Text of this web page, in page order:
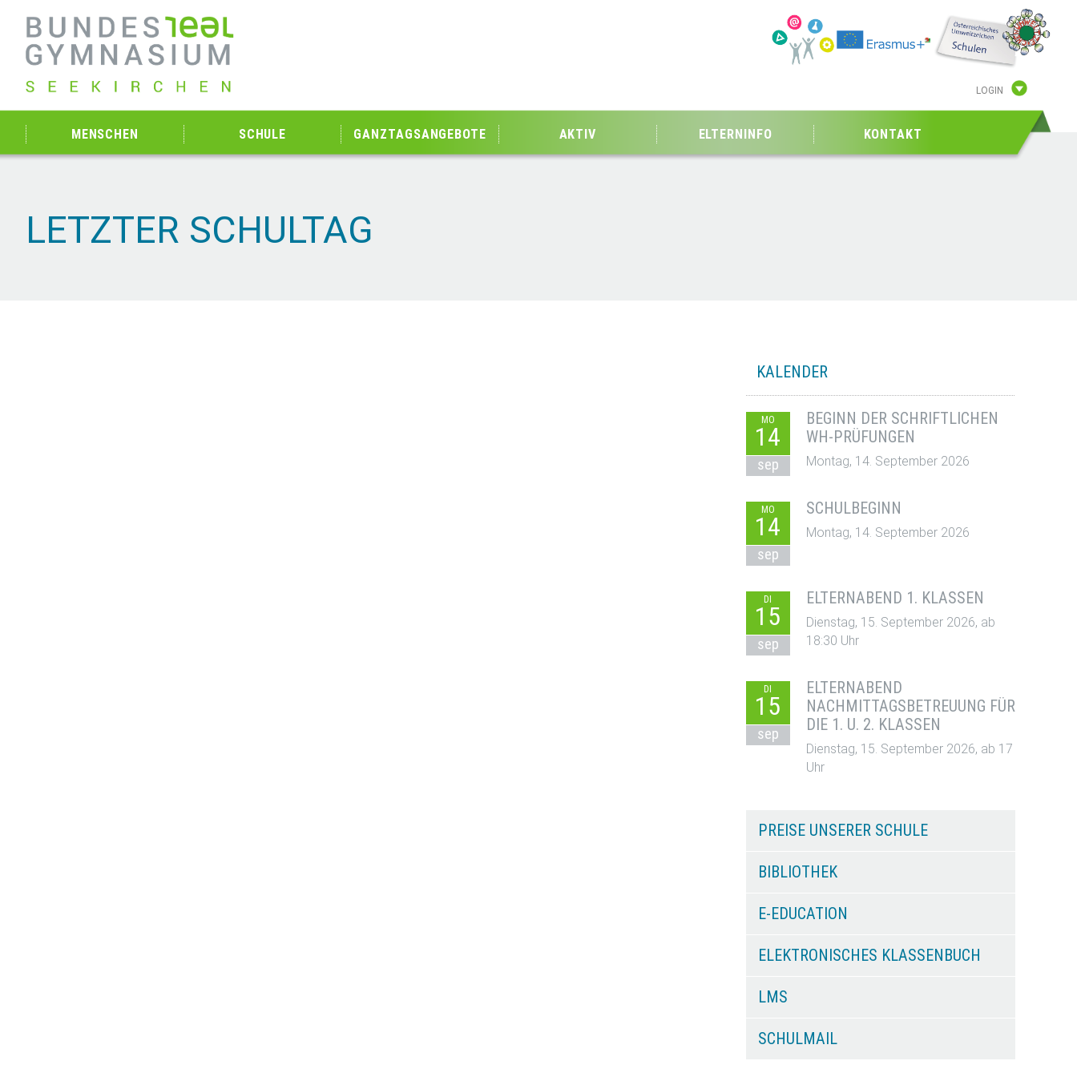
LOGIN
MENSCHEN SCHULE GANZTAGSANGEBOTE AKTIV ELTERNINFO KONTAKT
LETZTER SCHULTAG
KALENDER
MO
14
sep
BEGINN DER SCHRIFTLICHEN
WH-PRÜFUNGEN
Montag, 14. September 2026
MO
14
sep
SCHULBEGINN
Montag, 14. September 2026
DI
15
sep
ELTERNABEND 1. KLASSEN
Dienstag, 15. September 2026, ab
18:30 Uhr
DI
15
sep
ELTERNABEND
NACHMITTAGSBETREUUNG FÜR
DIE 1. U. 2. KLASSEN
Dienstag, 15. September 2026, ab 17
Uhr
PREISE UNSERER SCHULE
BIBLIOTHEK
E-EDUCATION
ELEKTRONISCHES KLASSENBUCH
LMS
SCHULMAIL